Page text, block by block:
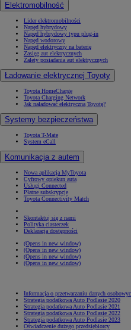
Elektromobilność
Lider elektromobilności
Napęd hybrydowy
Napęd hybrydowy typu plug-in
Napęd wodorowy
Napęd elektryczny na baterię
Zasięg aut elektrycznych
Zalety posiadania aut elektrycznych
Ładowanie elektrycznej Toyoty
Toyota HomeCharge
Toyota Charging Network
Jak naładować elektryczną Toyotę?
Systemy bezpieczeństwa
Toyota T-Mate
System eCall
Komunikacja z autem
Nowa aplikacja MyToyota
Cyfrowy opiekun auta
Usługi Connected
Płatne subskrypcje
Toyota Connectivity Match
Skontaktuj się z nami
Polityka ciasteczek
Deklaracja dostępności
(Opens in new window)
(Opens in new window)
(Opens in new window)
(Opens in new window)
Informacja o przetwarzaniu danych
Strategia podatkowa Auto Podlasie 2020
Strategia podatkowa Auto Podlasie 2021
Strategia podatkowa Auto Podlasie 2022
Strategia podatkowa Auto Podlasie 2023
Oświadczenie dużego przedsiębiorcy